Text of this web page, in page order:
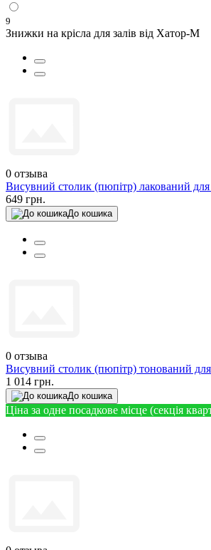
9
Знижки на крісла для залів від Хатор-М
0 отзыва
Висувний столик (пюпітр) лакований для
649 грн.
До кошика
0 отзыва
Висувний столик (пюпітр) тонований для
1 014 грн.
До кошика
Ціна за одне посадкове місце (секція